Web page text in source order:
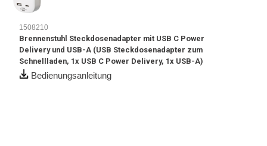
1508210
Brennenstuhl Steckdosenadapter mit USB C Power
Delivery und USB-A (USB Steckdosenadapter zum
Schnellladen, 1x USB C Power Delivery, 1x USB-A)
Bedienungsanleitung